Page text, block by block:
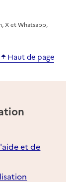
X et Whatsapp,
Haut de page
et de